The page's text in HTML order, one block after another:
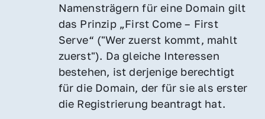
Namensträgern für eine Domain gilt
das Prinzip „First Come – First
Serve“ ("Wer zuerst kommt, mahlt
zuerst"). Da gleiche Interessen
bestehen, ist derjenige berechtigt
für die Domain, der für sie als erster
die Registrierung beantragt hat.